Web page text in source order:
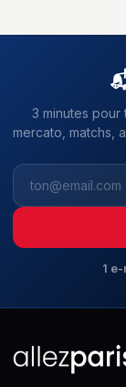
3 minutes pour
mercato, matchs,
1